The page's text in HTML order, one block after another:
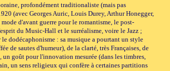
profondément traditionaliste (mais pas
(avec Georges Auric, Louis Durey, Arthur Honegger,
d'avant guerre pour le romantisme, le post-
du Music-Hall et le surréalisme, voire le Jazz ;
dodécaphonisme : sa musique a pourtant un style
de sautes d'humeur), de la clarté, très Françaises, de
goût pour l'innovation mesurée (dans les timbres,
un sens religieux qui confère à certaines partitions